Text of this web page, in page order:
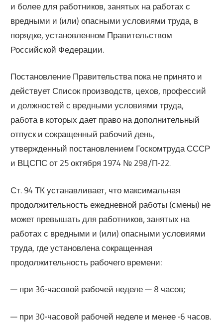
и более для работников, занятых на работах с
вредными и (или) опасными условиями труда, в
порядке, установленном Правительством
Российской Федерации.
Постановление Правительства пока не принято и
действует Список производств, цехов, профессий
и должностей с вредными условиями труда,
работа в которых дает право на дополнительный
отпуск и сокращенный рабочий день,
утвержденный постановлением Госкомтруда СССР
и ВЦСПС от 25 октября 1974 № 298/П-22.
Ст. 94 ТК устанавливает, что максимальная
продолжительность ежедневной работы (смены) не
может превышать для работников, занятых на
работах с вредными и (или) опасными условиями
труда, где установлена сокращенная
продолжительность рабочего времени:
— при 36-часовой рабочей неделе — 8 часов;
— при 30-часовой рабочей неделе и менее -6 часов.